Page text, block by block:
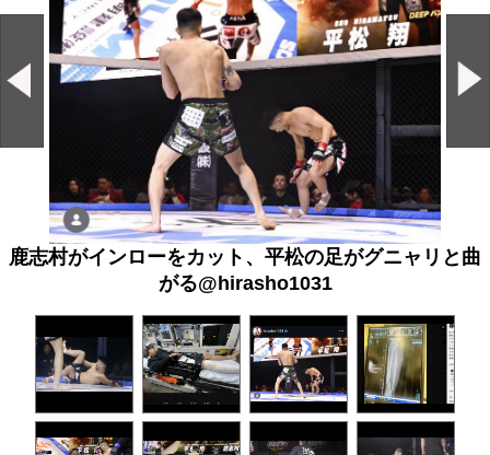
鹿志村がインローをカット、平松の足がグニャリと曲
がる@hirasho1031